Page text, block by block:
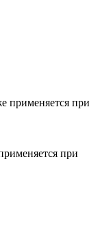
применяется при
при